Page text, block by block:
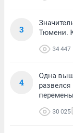
3
Тюмени.
34 447
4
Одна
30 025